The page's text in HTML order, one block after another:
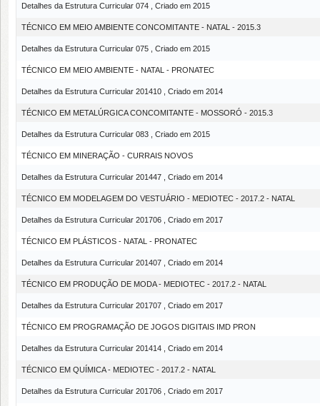
Detalhes da Estrutura Curricular 074 , Criado em 2015
TÉCNICO EM MEIO AMBIENTE CONCOMITANTE - NATAL - 2015.3
Detalhes da Estrutura Curricular 075 , Criado em 2015
TÉCNICO EM MEIO AMBIENTE - NATAL - PRONATEC
Detalhes da Estrutura Curricular 201410 , Criado em 2014
TÉCNICO EM METALÚRGICA CONCOMITANTE - MOSSORÓ - 2015.3
Detalhes da Estrutura Curricular 083 , Criado em 2015
TÉCNICO EM MINERAÇÃO - CURRAIS NOVOS
Detalhes da Estrutura Curricular 201447 , Criado em 2014
TÉCNICO EM MODELAGEM DO VESTUÁRIO - MEDIOTEC - 2017.2 - NATAL
Detalhes da Estrutura Curricular 201706 , Criado em 2017
TÉCNICO EM PLÁSTICOS - NATAL - PRONATEC
Detalhes da Estrutura Curricular 201407 , Criado em 2014
TÉCNICO EM PRODUÇÃO DE MODA - MEDIOTEC - 2017.2 - NATAL
Detalhes da Estrutura Curricular 201707 , Criado em 2017
TÉCNICO EM PROGRAMAÇÃO DE JOGOS DIGITAIS IMD PRON
Detalhes da Estrutura Curricular 201414 , Criado em 2014
TÉCNICO EM QUÍMICA - MEDIOTEC - 2017.2 - NATAL
Detalhes da Estrutura Curricular 201706 , Criado em 2017